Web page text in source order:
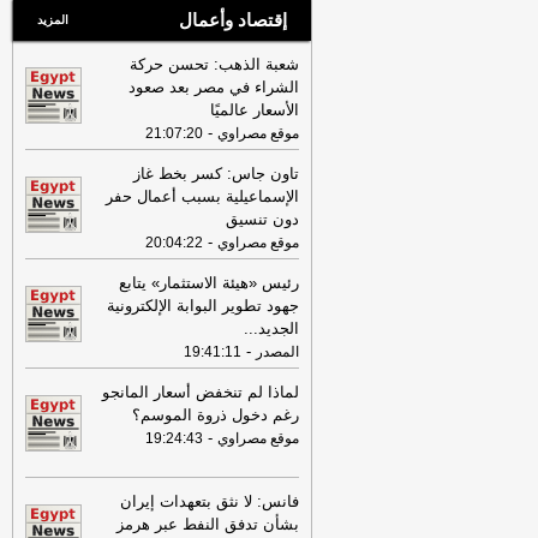
إقتصاد وأعمال المزيد
شعبة الذهب: تحسن حركة
الشراء في مصر بعد صعود
الأسعار عالميًا
موقع مصراوي -
21:07:20
تاون جاس: كسر بخط غاز
الإسماعيلية بسبب أعمال حفر
دون تنسيق
موقع مصراوي -
20:04:22
رئيس «هيئة الاستثمار» يتابع
جهود تطوير البوابة الإلكترونية
الجديد...
المصدر -
19:41:11
لماذا لم تنخفض أسعار المانجو
رغم دخول ذروة الموسم؟
موقع مصراوي -
19:24:43
فانس: لا نثق بتعهدات إيران
بشأن تدفق النفط عبر هرمز